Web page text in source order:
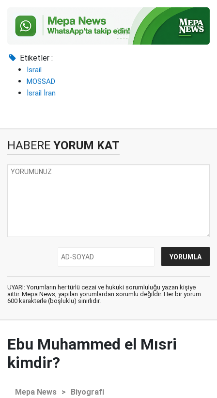
Etiketler :
İsrail
MOSSAD
İsrail İran
HABERE YORUM KAT
UYARI: Yorumların her türlü cezai ve hukuki sorumluluğu yazan kişiye
aittir. Mepa News, yapılan yorumlardan sorumlu değildir. Her bir yorum
600 karakterle (boşluklu) sınırlıdır.
Ebu Muhammed el Mısri
kimdir?
Mepa News > Biyografi